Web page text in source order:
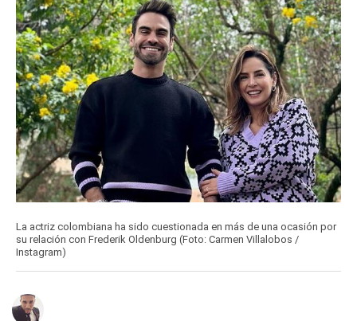
La actriz colombiana ha sido cuestionada en más de una ocasión por
su relación con Frederik Oldenburg (Foto: Carmen Villalobos /
Instagram)